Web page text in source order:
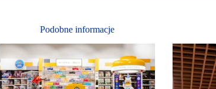
Podobne informacje